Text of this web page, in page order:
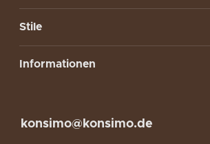
Stile
Informationen
konsimo@konsimo.de